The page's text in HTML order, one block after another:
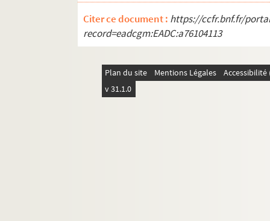
Citer ce document : https://ccfr.bnf.fr/
record=eadcgm:EADC:a76104113
Plan du site Mentions Légales
v 31.1.0